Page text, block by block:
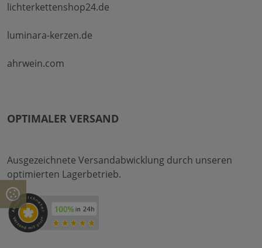
lichterkettenshop24.de
luminara-kerzen.de
ahrwein.com
OPTIMALER VERSAND
Ausgezeichnete Versandabwicklung durch unseren
optimierten Lagerbetrieb.